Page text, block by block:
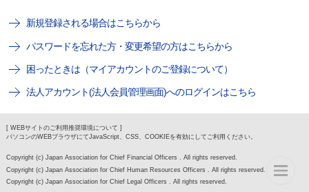
新規登録される場合はこちらから
パスワードを忘れた方・変更希望の方はこちらから
困ったときは（マイアカウントのご登録について）
法人アカウント(法人会員管理画面)へのログインはこちら
[ WEBサイトのご利用推奨環境について ]
パソコンのWEBブラウザにてJavaScript、CSS、COOKIEを有効にしてご利用ください。
Copyright (c) Japan Association for Chief Financial Officers . All rights reserved.
Copyright (c) Japan Association for Chief Human Resources Officers . All rights reserved.
Copyright (c) Japan Association for Chief Legal Officers . All rights reserved.